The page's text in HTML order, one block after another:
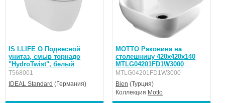
IS I.LIFE O Подвесной
унитаз, смыв торнадо
"HydroTwist", белый
T568001
IDEAL Standard (Германия)
MOTTO Раковина на
столешницу 420х420х140
MTLG04201FD1W3000
MTLG04201FD1W3000
Bien (Турция)
Коллекция Motto